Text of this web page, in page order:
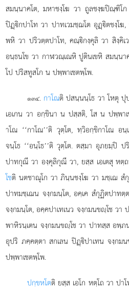
สมนฺนาคโต, มหาชงฺโฆ วา ถูลชงฺฆปิณฺฑิ
ปิฏฺิกปาโท วา ปาทเวมชฺฌโต อุฏฺิตชงฺโฆ
พหิ วา ปริวตฺตปาโท, คณฺิกงฺคุลิ วา สิงฺคิ
อนฺธนโข วา กาฬวณฺเณหิ ปูตินเขหิ สมนฺนา
โป ปริสทูสโก น ปพฺพาเชตพฺโพ.
๑๓๔. กาโณติ ปสนฺนนฺโธ วา โหตุ
เอเกน วา อกฺขินา น ปสฺสติ, โส น ปพฺพา
าโณ ‘‘กาโณ’’ติ วุตฺโต, ทฺวิอกฺขิกาโณ อนฺ
จนฺโธ ‘‘อนฺโธ’’ติ วุตฺโต. ตสฺมา อุภยมฺปิ ป
ปาทกุณี วา องฺคุลิกุณี วา, ยสฺส เอเตสุ ห
โชติ นตชาณุโก วา ภินฺนชงฺโฆ วา มชฺเฌ
ปาทมชฺเฌน จงฺกมนฺโต, อคฺเค สํกุฏิตปาท
จงฺกมนฺโต, อคฺคปาเทเนว จงฺกมนขฺโช ว
พาหิรนฺเตน จงฺกมนขฺโช วา ปาทสฺส อพฺภ
อุปริ ภคฺคตฺตา สกเลน ปิฏฺิปาเทน จงฺกม
ปพฺพาเชตพฺโพ.
ปกฺขหโตติ ยสฺส เอโก หตฺโถ วา ป